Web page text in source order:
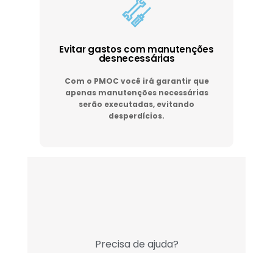
Evitar gastos com manutenções
desnecessárias
Com o PMOC você irá garantir que
apenas manutenções necessárias
serão executadas, evitando
desperdícios.
Precisa de ajuda?